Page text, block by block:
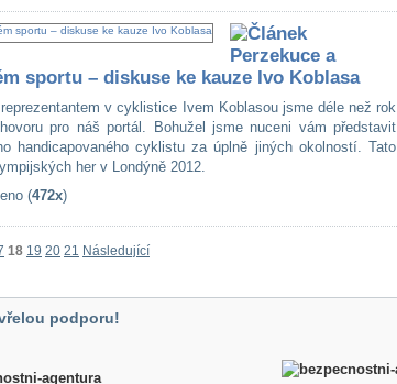
Perzekuce a
sportu – diskuse ke kauze Ivo Koblasa
v cyklistice Ivem Koblasou jsme déle než rok
pro náš portál. Bohužel jsme nuceni vám představit
handicapovaného cyklistu za úplně jiných okolností. Tato
her v Londýně 2012.
(472x)
18 19 20 21 Následující
podporu!